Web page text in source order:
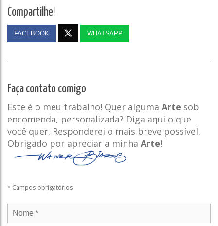
Compartilhe!
FACEBOOK WHATSAPP
Faça contato comigo
Este é o meu trabalho! Quer alguma Arte sob
encomenda, personalizada? Diga aqui o que
você quer. Responderei o mais breve possível.
Obrigado por apreciar a minha Arte!
* Campos obrigatórios